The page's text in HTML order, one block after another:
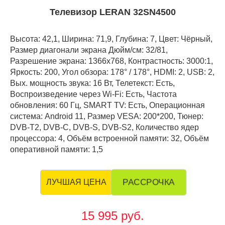
Телевизор LERAN 32SN4500
Высота: 42,1, Ширина: 71,9, Глубина: 7, Цвет: Чёрный,
Размер диагонали экрана Дюйм/см: 32/81,
Разрешение экрана: 1366x768, Контрастность: 3000:1,
Яркость: 200, Угол обзора: 178° / 178°, HDMI: 2, USB: 2,
Вых. мощность звука: 16 Вт, Телетекст: Есть,
Воспроизведение через Wi-Fi: Есть, Частота
обновления: 60 Гц, SMART TV: Есть, Операционная
система: Android 11, Размер VESA: 200*200, Тюнер:
DVB-T2, DVB-C, DVB-S, DVB-S2, Количество ядер
процессора: 4, Объём встроенной памяти: 32, Объём
оперативной памяти: 1,5
ЛУЧШАЯ ЦЕНА РАССРОЧКА
15 995 руб.